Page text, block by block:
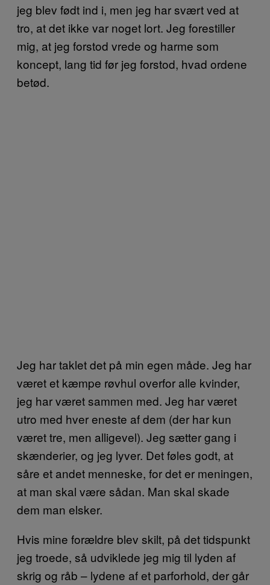
jeg blev født ind i, men jeg har svært ved at
tro, at det ikke var noget lort. Jeg forestiller
mig, at jeg forstod vrede og harme som
koncept, lang tid før jeg forstod, hvad ordene
betød.
Jeg har taklet det på min egen måde. Jeg har
været et kæmpe røvhul overfor alle kvinder,
jeg har været sammen med. Jeg har været
utro med hver eneste af dem (der har kun
været tre, men alligevel). Jeg sætter gang i
skænderier, og jeg lyver. Det føles godt, at
såre et andet menneske, for det er meningen,
at man skal være sådan. Man skal skade
dem man elsker.
Hvis mine forældre blev skilt, på det tidspunkt
jeg troede, så udviklede jeg mig til lyden af
skrig og råb – lydene af et parforhold, der går